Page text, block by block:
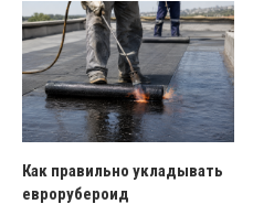
Как правильно укладывать
еврорубероид